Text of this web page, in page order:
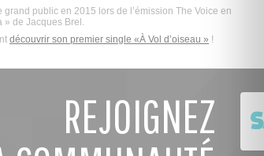
grand public en 2015 lors de l’émission The Voice en
» de Jacques Brel.
découvrir son premier single «À Vol d’oiseau » !
REJOIGNEZ